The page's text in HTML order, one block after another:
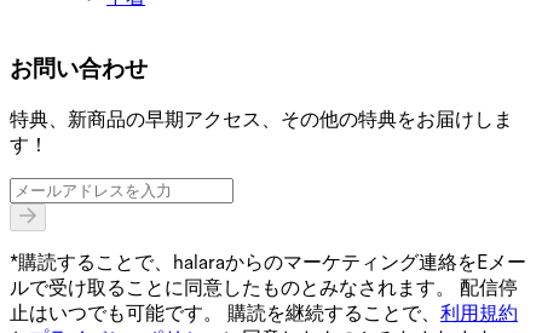
お問い合わせ
特典、新商品の早期アクセス、その他の特典をお届けしま
す！
*購読することで、halaraからのマーケティング連絡をEメー
ルで受け取ることに同意したものとみなされます。 配信停
止はいつでも可能です。 購読を継続することで、 利用規約